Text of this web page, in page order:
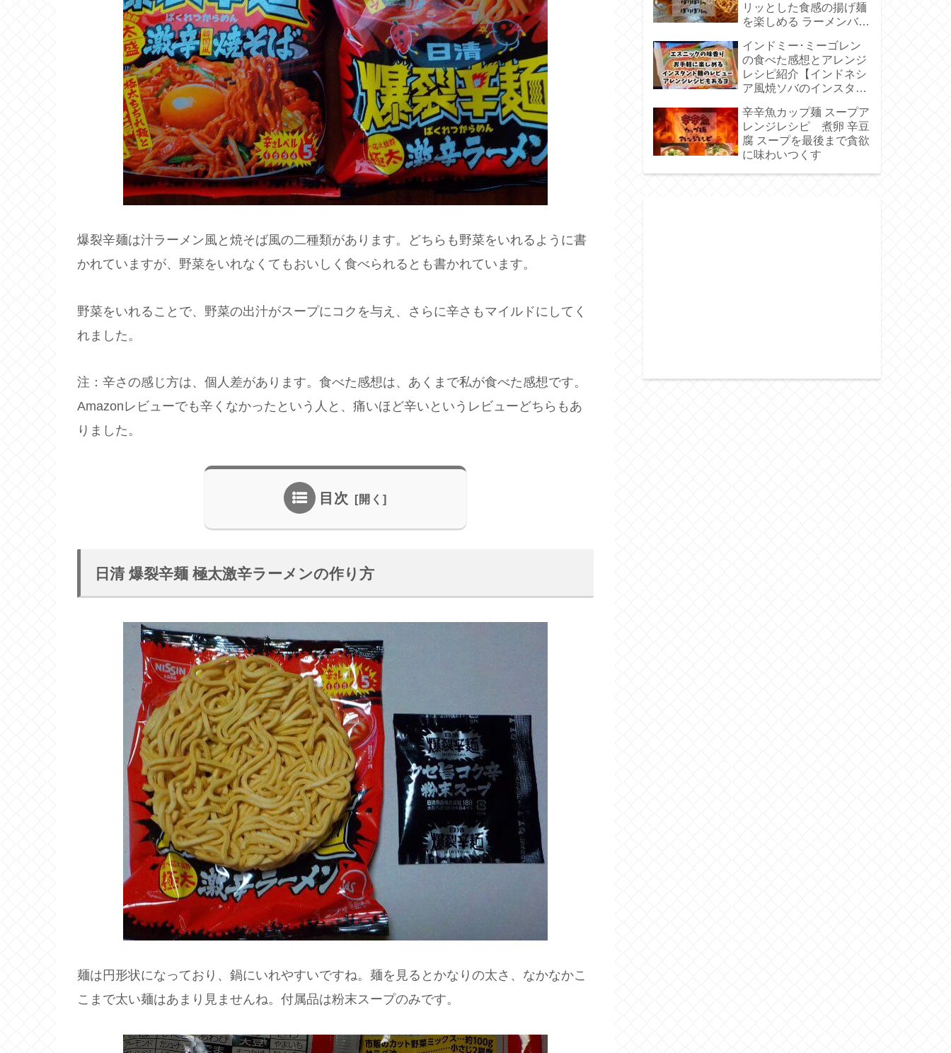
爆裂辛麺は汁ラーメン風と焼そば風の二種類があります。どちらも野菜をいれるように書
かれていますが、野菜をいれなくてもおいしく食べられるとも書かれています。
野菜をいれることで、野菜の出汁がスープにコクを与え、さらに辛さもマイルドにしてく
れました。
注：辛さの感じ方は、個人差があります。食べた感想は、あくまで私が食べた感想です。
Amazonレビューでも辛くなかったという人と、痛いほど辛いというレビューどちらもあ
りました。
目次
日清 爆裂辛麺 極太激辛ラーメンの作り方
麺は円形状になっており、鍋にいれやすいですね。麺を見るとかなりの太さ、なかなかこ
こまで太い麺はあまり見ませんね。付属品は粉末スープのみです。
リッとした食感の揚げ麺
を楽しめる ラーメンバー
インドミー･ミーゴレン
の食べた感想とアレンジ
レシピ紹介【インドネシ
ア風焼ソバのインスタン
辛辛魚カップ麺 スープア
レンジレシピ 煮卵 辛豆
腐 スープを最後まで貪欲
に味わいつくす